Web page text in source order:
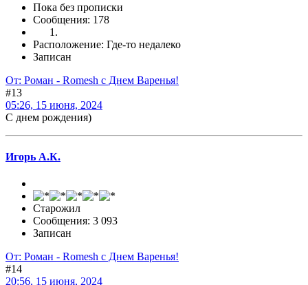
Пока без прописки
Сообщения: 178
Расположение: Где-то недалеко
Записан
От: Роман - Romesh с Днем Варенья!
#13
05:26, 15 июня, 2024
С днем рождения)
Игорь А.К.
Старожил
Сообщения: 3 093
Записан
От: Роман - Romesh с Днем Варенья!
#14
20:56, 15 июня, 2024